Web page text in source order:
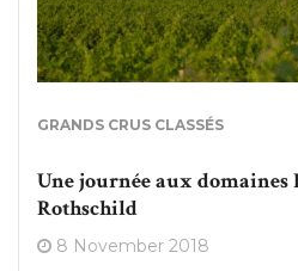
GRANDS CRUS CLASSÉS
Une journée aux domaines
Rothschild
8 November 2018